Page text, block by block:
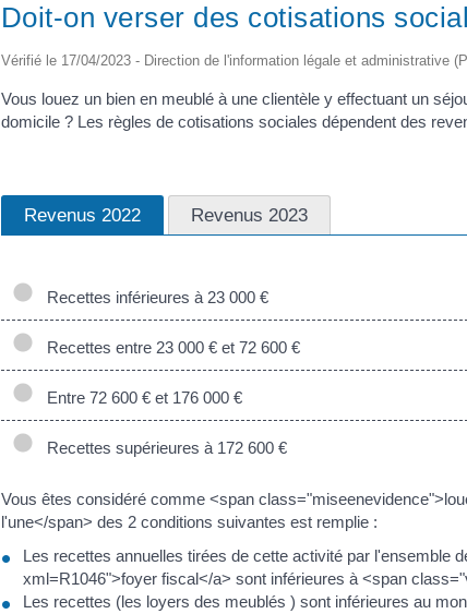
Doit-on verser des cotisations
Vérifié le 17/04/2023 - Direction de l'information légale et administrative
Vous louez un bien en meublé à une clientèle y effectuant un
domicile ? Les règles de cotisations sociales dépendent des
Revenus 2022 Revenus 2023
Recettes inférieures à 23 000 €
Recettes entre 23 000 € et 72 600 €
Entre 72 600 € et 176 000 €
Recettes supérieures à 172 600 €
Vous êtes considéré comme <span
l'une</span> des 2 conditions suivantes est remplie :
Les recettes annuelles tirées de cette activité par l'ensemble
xml=R1046">foyer fiscal</a> sont inférieures à <span
Les recettes (les loyers des meublés ) sont inférieures au